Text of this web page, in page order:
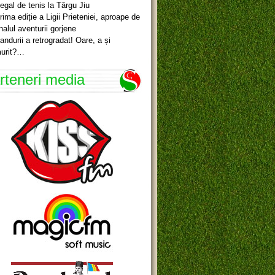
de tenis la Târgu Jiu
ediție a Ligii Prieteniei, aproape de
aventurii gorjene
a retrogradat! Oare, a și
media